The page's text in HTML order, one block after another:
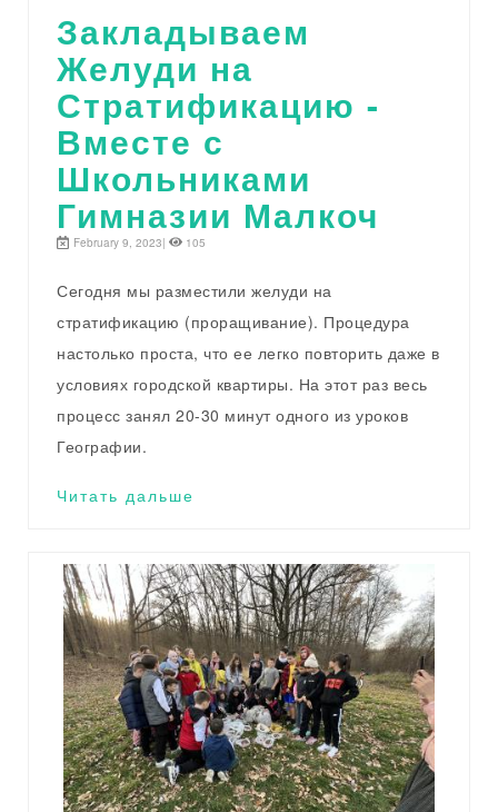
Закладываем
Желуди на
Стратификацию -
Вместе с
Школьниками
Гимназии Малкоч
February 9, 2023| 105
Сегодня мы разместили желуди на
стратификацию (проращивание). Процедура
настолько проста, что ее легко повторить даже в
условиях городской квартиры. На этот раз весь
процесс занял 20-30 минут одного из уроков
Географии.
Читать дальше